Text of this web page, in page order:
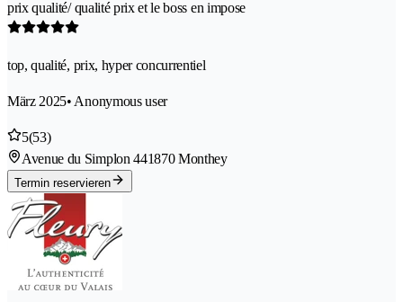
prix qualité/ qualité prix et le boss en impose
top, qualité, prix, hyper concurrentiel
März 2025• Anonymous user
5(53)
Avenue du Simplon 441870 Monthey
Termin reservieren